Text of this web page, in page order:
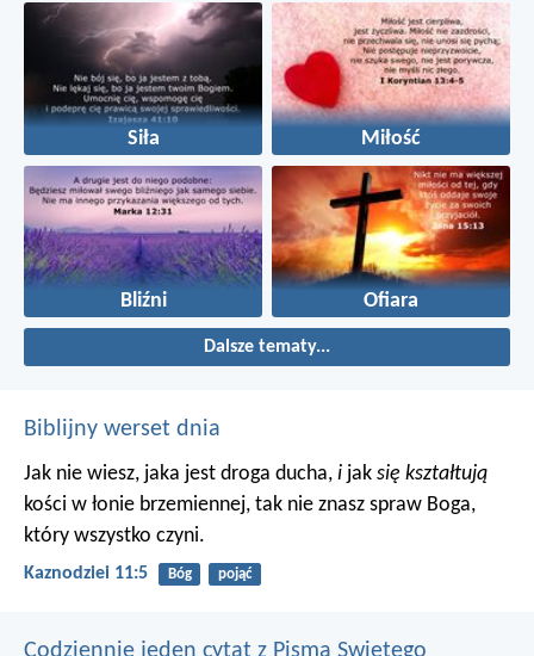
Siła Miłość
Bliźni Ofiara
Dalsze tematy...
Biblijny werset dnia
Jak nie wiesz, jaka jest droga ducha, i jak się kształtują
kości w łonie brzemiennej, tak nie znasz spraw Boga,
który wszystko czyni.
Kaznodziei 11:5 Bóg pojąć